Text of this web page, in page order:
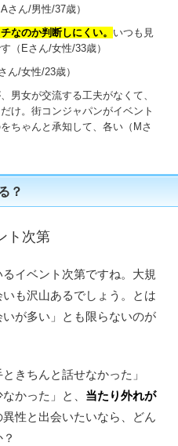
さん/男性/37歳）
なのか判断しにくい。 いつも見
（Eさん/女性/33歳）
ん/女性/23歳）
男女が交流する工夫がなくて、
け。街コンジャパンがイベント
ちゃんと承知して、各い（Mさ
？
ト次第
イベント次第ですね。大規
も沢山あるでしょう。とは
が多い」とも限らないのが
きちんと話せなかった」
かった」と、 当たり外れが
性と出会いたいなら、どん